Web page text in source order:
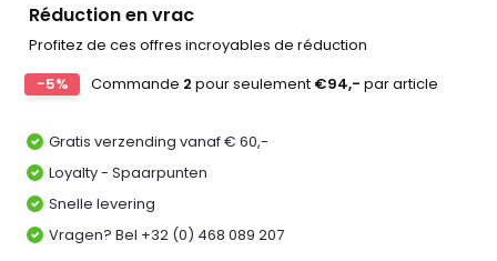
Réduction en vrac
Profitez de ces offres incroyables de réduction
-5%
Commande 2 pour seulement €94,- par article
Gratis verzending vanaf € 60,-
Loyalty - Spaarpunten
Snelle levering
Vragen? Bel +32 (0) 468 089 207